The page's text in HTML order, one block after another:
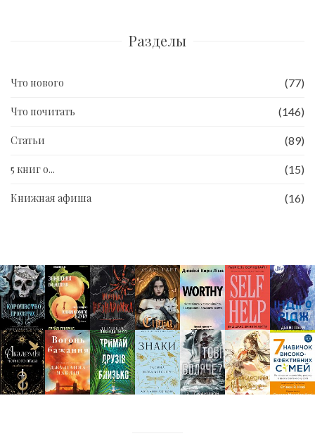
Разделы
Что нового (77)
Что почитать (146)
Статьи (89)
5 книг о... (15)
Книжная афиша (16)